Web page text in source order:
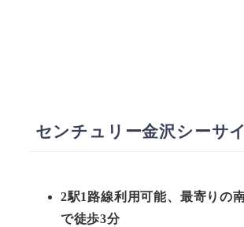
センチュリー金沢シーサ
2駅1路線利用可能、最寄りの
で徒歩3分